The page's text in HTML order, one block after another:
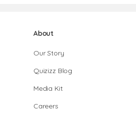
About
Our Story
Quizizz Blog
Media Kit
Careers